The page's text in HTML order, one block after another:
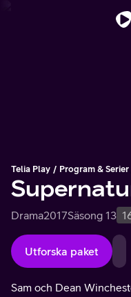
Telia Play Program & Serier
Drama2017Säsong 13
Utforska paket
Sam och Dean